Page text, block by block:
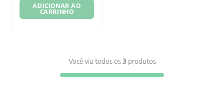
ADICIONAR AO
CARRINHO
Você viu todos os3 produtos